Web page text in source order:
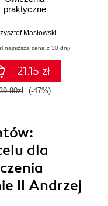
praktyczne
Masłowski
najniższa cena z 30 dni)
21.15 zł
(-47%)
dla
II Andrzej